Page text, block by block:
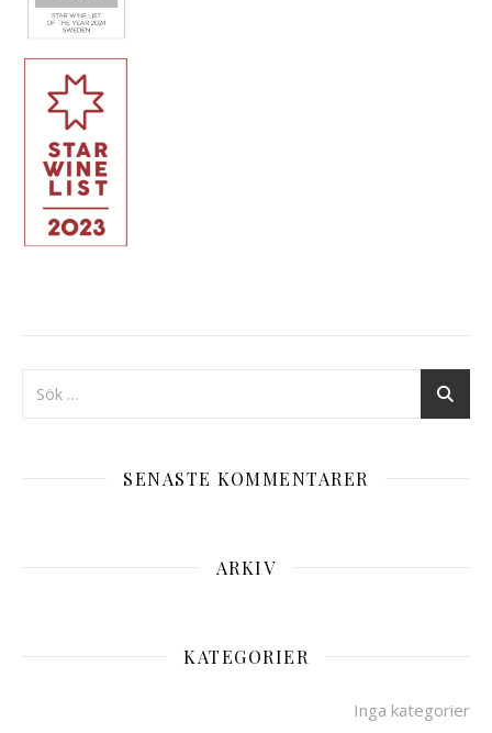
SENASTE KOMMENTARER
ARKIV
KATEGORIER
Inga kategorier